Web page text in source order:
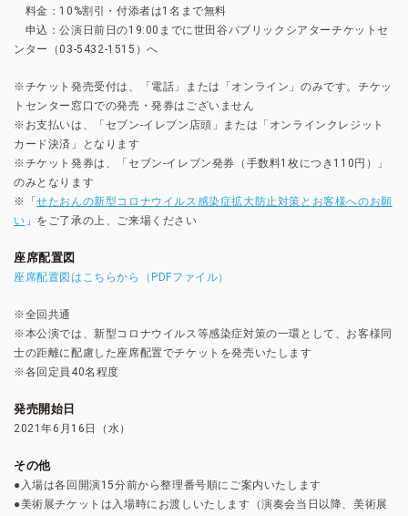
料金：10%割引・付添者は1名まで無料
申込：公演日前日の19:00までに世田谷パブリックシアターチケットセ
ンター（03-5432-1515）へ
※チケット発売受付は、「電話」または「オンライン」のみです。チケッ
トセンター窓口での発売・発券はございません
※お支払いは、「セブン-イレブン店頭」または「オンラインクレジット
カード決済」となります
※チケット発券は、「セブン-イレブン発券（手数料1枚につき110円）」
のみとなります
※「せたおんの新型コロナウイルス感染症拡大防止対策とお客様へのお願
い 」をご了承の上、ご来場ください
座席配置図
座席配置図はこちらから（PDFファイル）
※全回共通
※本公演では、新型コロナウイルス等感染症対策の一環として、お客様同
士の距離に配慮した座席配置でチケットを発売いたします
※各回定員40名程度
発売開始日
2021年6月16日（水）
その他
●入場は各回開演15分前から整理番号順にご案内いたします
●美術展チケットは入場時にお渡しいたします（演奏会当日以降、美術展